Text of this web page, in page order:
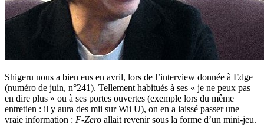
Shigeru nous a bien eus en avril, lors de l’interview donnée à Edge
(numéro de juin, n°241). Tellement habitués à ses « je ne peux pas
en dire plus » ou à ses portes ouvertes (exemple lors du même
entretien : il y aura des mii sur Wii U), on en a laissé passer une
vraie information : F-Zero allait revenir sous la forme d’un mini-jeu.